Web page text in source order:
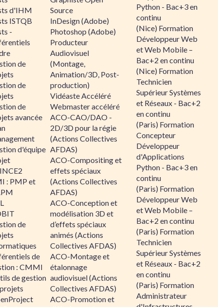
d'IHM
ISTQB
-
de
de
de
avancée
d'équipe
: PMP et
de
de
: CMMI
de gestion
Source
InDesign (Adobe)
Photoshop (Adobe)
Producteur
Audiovisuel
(Montage,
Animation/3D, Post-
production)
Vidéaste Accéléré
Webmaster accéléré
ACO-CAO/DAO -
2D/3D pour la régie
(Actions Collectives
AFDAS)
ACO-Compositing et
effets spéciaux
(Actions Collectives
AFDAS)
ACO-Conception et
modélisation 3D et
d’effets spéciaux
animés (Actions
Collectives AFDAS)
ACO-Montage et
étalonnage
audiovisuel (Actions
Collectives AFDAS)
ACO-Promotion et
Python - Bac+3 en
continu
(Nice) Formation
Développeur Web
et Web Mobile –
Bac+2 en continu
(Nice) Formation
Technicien
Supérieur Systèmes
et Réseaux - Bac+2
en continu
(Paris) Formation
Concepteur
Développeur
d'Applications
Python - Bac+3 en
continu
(Paris) Formation
Développeur Web
et Web Mobile –
Bac+2 en continu
(Paris) Formation
Technicien
Supérieur Systèmes
et Réseaux - Bac+2
en continu
(Paris) Formation
Administrateur